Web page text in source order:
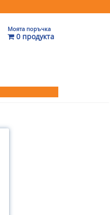
Моята поръчка
0 продукта